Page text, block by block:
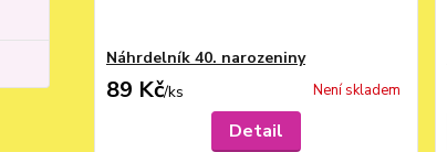
Náhrdelník 40. narozeniny
89 Kč/ks Není skladem
Detail